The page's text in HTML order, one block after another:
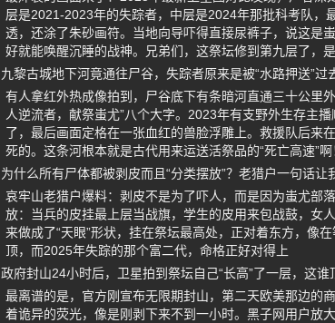
层是2021-2023年的失踪者，中层是2024年那批科考队，
透，还涂了朱砂画符。当地向导吓得直接尿裤子，说这是
好就能唤醒沉睡的战神。兄弟们，这祭坛修到第九层了，
九黎古城地下河竟通往尸谷，失踪者原来是被“水路押送”过
有人拿红外热成像拍到，尸谷底下有条暗河直通三十公里
人逆流者，献祭蚩尤”八个大字。2023年有支野外生存主
了，最后画面定格在一张血红的兽脸浮雕上。救援队后来
死的。这条河根本就是古代用来运送活祭品的“死亡高速”啊
为什么所有尸体都被剥皮而且“分类摆放”？老猎户一句话让
哀牢山老猎户爆料：剥皮不是为了吓人，而是因为蚩尤部
放：当兵的皮挂最上层当战旗，学生的皮用来包战鼓，女
来做成了“天眼”形状，挂在祭坛最高处，正对着东方，像
顶，而2025年失踪的那个富二代，命格正好对得上
政府封山24小时后，卫星拍到祭坛自己“长高”了一层，这谁
最离谱的是，官方刚宣布无限期封山，第二天欧美那边的
着诡异的荧光，像是刚剥下来不到一小时。黑子网用户放